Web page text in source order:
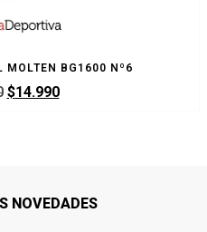
MOLTEN BG1600 Nº6
$14.990
NOVEDADES